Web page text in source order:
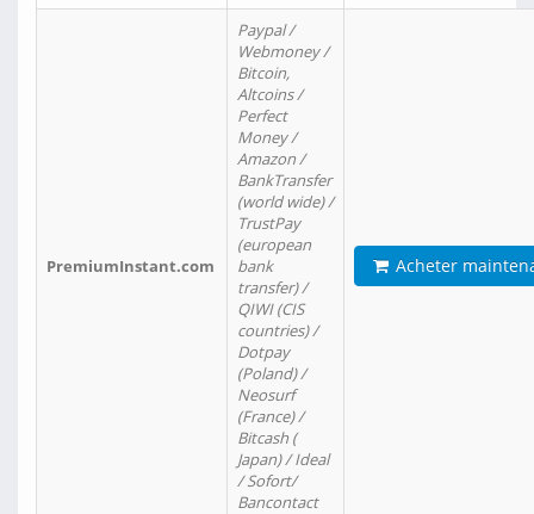
PremiumInstant.com
Paypal /
Webmoney /
Bitcoin,
Altcoins /
Perfect
Money /
Amazon /
BankTransfer
(world wide) /
TrustPay
(european
bank
transfer) /
QIWI (CIS
countries) /
Dotpay
(Poland) /
Neosurf
(France) /
Bitcash (
Japan) / Ideal
/ Sofort/
Bancontact
Acheter